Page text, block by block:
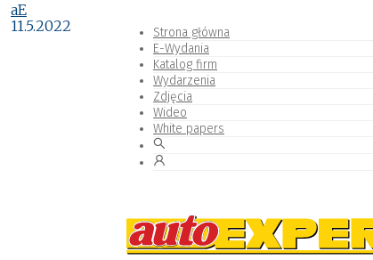
Strona główna
E-Wydania
Katalog firm
Wydarzenia
Zdjęcia
Wideo
White papers
aE
11.5.2022